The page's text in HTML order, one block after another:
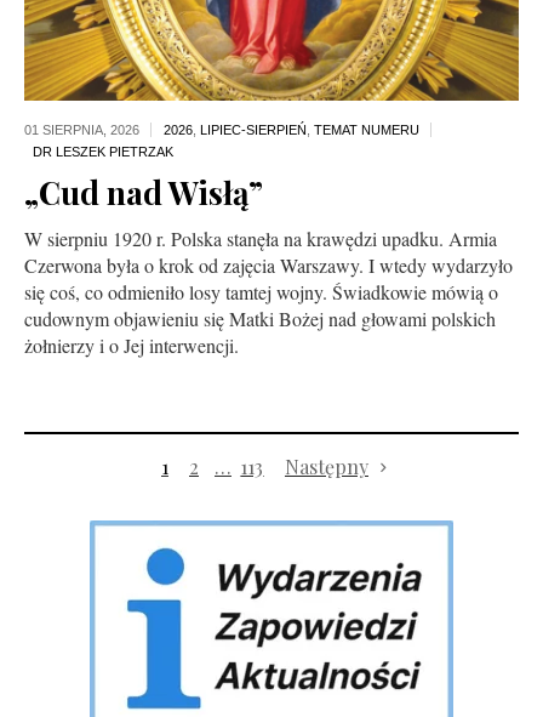
01 SIERPNIA, 2026 2026, LIPIEC-SIERPIEŃ TEMAT NUMERU
„Cud nad Wisłą”
W sierpniu 1920 r. Polska stanęła na krawędzi upadku. Armia
Czerwona była o krok od zajęcia Warszawy. I wtedy wydarzyło
się coś, co odmieniło losy tamtej wojny. Świadkowie mówią o
cudownym objawieniu się Matki Bożej nad głowami polskich
żołnierzy i o Jej interwencji.
1 2 … 113 Następny